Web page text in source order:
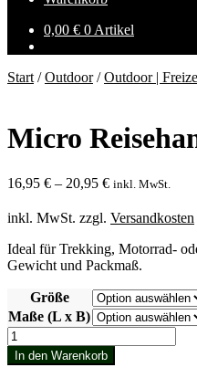
0,00 € 0 Artikel
Start /Outdoor/Outdoor |
Micro
16,95 € – 20,95 € inkl. MwSt.
inkl. MwSt. zzgl. Versandkosten
Ideal für Trekking, Motorrad-
Gewicht und Packmaß.
Größe
Maße (L x B)
Micro
Reisehandtuch
Menge
In den Warenkorb